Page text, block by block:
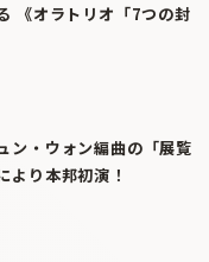
《オラトリオ「7つの封
ン・ウォン編曲の「展覧
より本邦初演！